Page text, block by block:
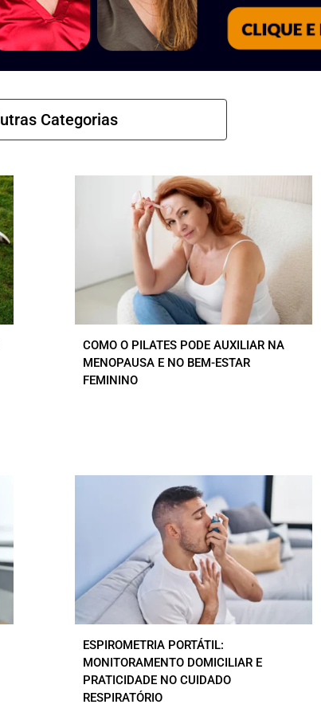
COMO O PILATES PODE AUXILIAR NA
MENOPAUSA E NO BEM-ESTAR
FEMININO
ESPIROMETRIA PORTÁTIL:
MONITORAMENTO DOMICILIAR E
PRATICIDADE NO CUIDADO
RESPIRATÓRIO